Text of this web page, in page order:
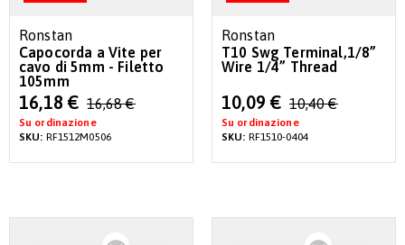
Ronstan
Capocorda a Vite per
cavo di 5mm - Filetto
105mm
Special
Price
16,18 € 16,68 €
Su ordinazione
SKU: RF1512M0506
Ronstan
T10 Swg Terminal,1/8”
Wire 1/4” Thread
Special
Price
10,09 € 10,40 €
Su ordinazione
SKU: RF1510-0404